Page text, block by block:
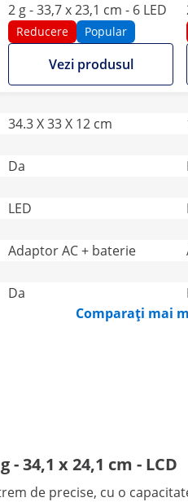
2 g - 33,7 x 23,1 cm - 6 LED
Reducere Popular
Vezi produsul
34.3 X 33 X 12 cm
Da
LED
Adaptor AC + baterie
Da
Comparați mai
34,1 x 24,1 cm - LCD
de precise, cu o